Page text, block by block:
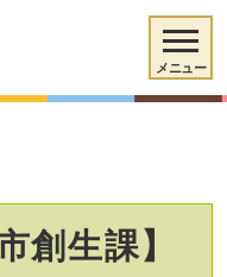
メニュー
創生課】